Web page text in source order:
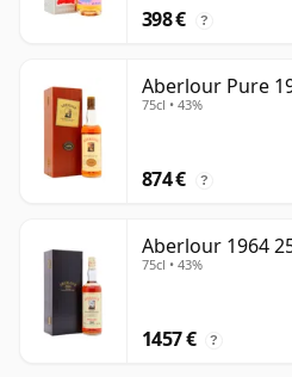
398 € ?
Aberlour Pure
75cl • 43%
874 € ?
Aberlour 1964
75cl • 43%
1457 € ?